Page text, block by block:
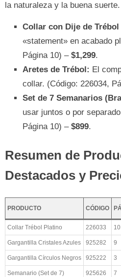
la naturaleza y la buena suerte.
Collar con Dije de Trébol
«statement» en acabado
Página 10) – $1,299.
Aretes de Trébol: El
collar. (Código: 226034,
Set de 7 Semanarios
usar juntos o por
Página 10) – $899.
Resumen de
Destacados y
PRODUCTO CÓDIGO
Collar Trébol Platino 226033 10
Gargantilla Cristales Azules 925282 9
Gargantilla Círculos Negros 925222 3
Semanario (Set de 7) 925626 7